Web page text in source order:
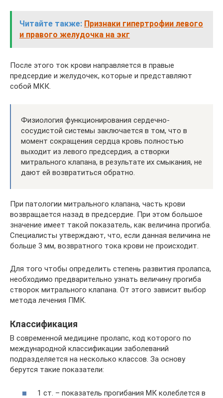
Читайте также: Признаки гипертрофии левого
и правого желудочка на экг
После этого ток крови направляется в правые
предсердие и желудочек, которые и представляют
собой МКК.
Физиология функционирования сердечно-
сосудистой системы заключается в том, что в
момент сокращения сердца кровь полностью
выходит из левого предсердия, а створки
митрального клапана, в результате их смыкания, не
дают ей возвратиться обратно.
При патологии митрального клапана, часть крови
возвращается назад в предсердие. При этом большое
значение имеет такой показатель, как величина прогиба.
Специалисты утверждают, что, если данная величина не
больше 3 мм, возвратного тока крови не происходит.
Для того чтобы определить степень развития пролапса,
необходимо предварительно узнать величину прогиба
створок митрального клапана. От этого зависит выбор
метода лечения ПМК.
Классификация
В современной медицине пролапс, код которого по
международной классификации заболеваний
подразделяется на несколько классов. За основу
берутся такие показатели:
1 ст. – показатель прогибания МК колеблется в